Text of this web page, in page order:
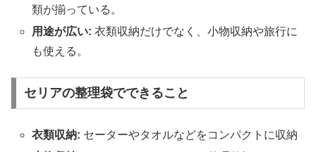
類が揃っている。
用途が広い: 衣類収納だけでなく、小物収納や旅行に
も使える。
セリアの整理袋でできること
衣類収納: セーターやタオルなどをコンパクトに収納